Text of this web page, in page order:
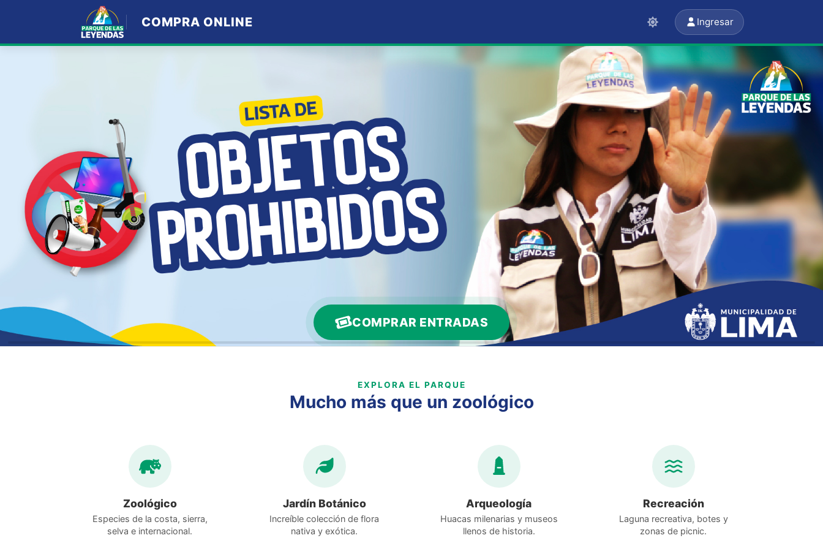
COMPRA ONLINE Ingresar
COMPRAR ENTRADAS
EXPLORA EL PARQUE
Mucho más que un zoológico
Zoológico
Especies de la costa, sierra,
selva e internacional.
Jardín Botánico
Increíble colección de flora
nativa y exótica.
Arqueología
Huacas milenarias y museos
llenos de historia.
Recreación
Laguna recreativa, botes y
zonas de picnic.